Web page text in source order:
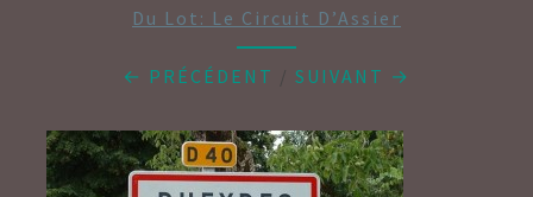
Du Lot: Le Circuit D’Assier
← PRÉCÉDENT / SUIVANT →